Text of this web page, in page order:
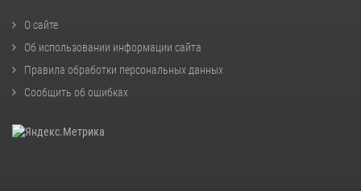
О сайте
Об использовании информации сайта
Правила обработки персональных данных
Сообщить об ошибках